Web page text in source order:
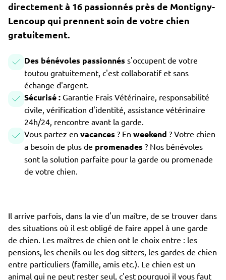
directement à 16 passionnés près de Montigny-
Lencoup qui prennent soin de votre chien
gratuitement.
Des bénévoles passionnés s'occupent de votre
toutou gratuitement, c'est collaboratif et sans
échange d'argent.
Sécurisé : Garantie Frais Vétérinaire, responsabilité
civile, vérification d'identité, assistance vétérinaire
24h/24, rencontre avant la garde.
Vous partez en vacances ? En weekend ? Votre chien
a besoin de plus de promenades ? Nos bénévoles
sont la solution parfaite pour la garde ou promenade
de votre chien.
Il arrive parfois, dans la vie d'un maître, de se trouver dans
des situations où il est obligé de faire appel à une garde
de chien. Les maîtres de chien ont le choix entre : les
pensions, les chenils ou les dog sitters, les gardes de chien
entre particuliers (famille, amis etc.). Le chien est un
animal qui ne peut rester seul, c'est pourquoi il vous faut